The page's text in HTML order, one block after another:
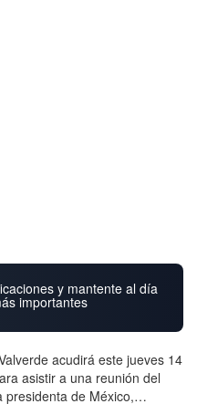
y mantente al día
importantes
acudirá este jueves 14
asistir a una reunión del
presidenta de México,…